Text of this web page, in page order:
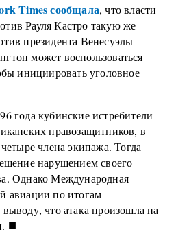
Times сообщала, что власти
Рауля Кастро такую же
президента Венесуэлы
может воспользоваться
инициировать уголовное
года кубинские истребители
правозащитников, в
члена экипажа. Тогда
нарушением своего
Однако Международная
авиации по итогам
что атака произошла на
■